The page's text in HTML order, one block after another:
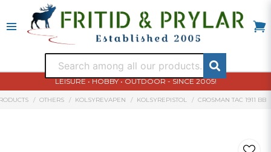
LEISURE • HOBBY • OUTDOOR - SINCE 2005!
OTHERS KOLSYREVAPEN KOLSYREPISTOL CROSMAN TAC 1911 BB